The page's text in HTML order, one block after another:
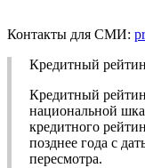
Контакты для СМИ:
Кредитный
Кредитный
национальной
кредитного
позднее года с
пересмотра.